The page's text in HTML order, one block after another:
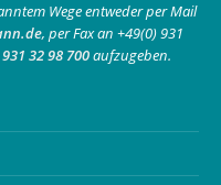
Wege entweder per Mail
, per Fax an +49(0) 931
32 98 700aufzugeben.